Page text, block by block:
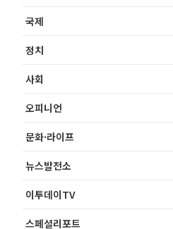
국제
정치
사회
오피니언
문화·라이프
뉴스발전소
이투데이TV
스페셜리포트